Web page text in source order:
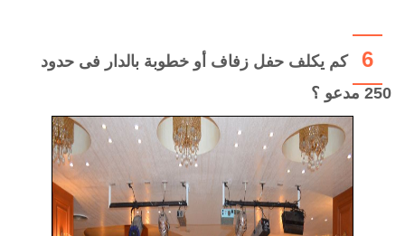
6
كم يكلف حفل زفاف أو خطوبة بالدار فى حدود
250 مدعو ؟